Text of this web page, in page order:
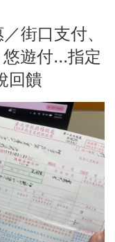
街口支付、
悠遊付...指定
回饋